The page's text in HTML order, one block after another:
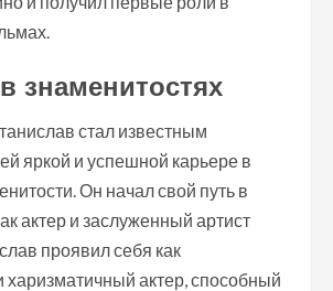
знаменитостях
стал известным
яркой и успешной карьере в
Он начал свой путь в
актер и заслуженный артист
проявил себя как
харизматичный актер, способный